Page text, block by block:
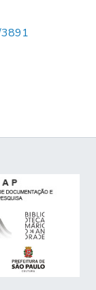
3891